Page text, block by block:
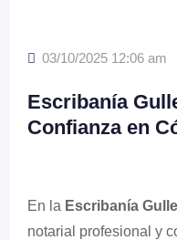
03/10/2025 12:06 am
Escribanía
Confianza en
En la Escribanía Gulle
notarial profesional y